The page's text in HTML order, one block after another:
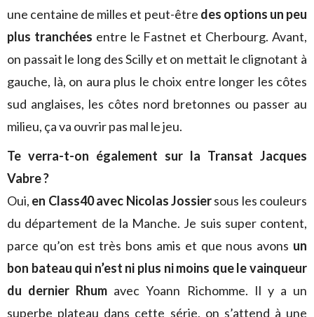
une centaine de milles et peut-être des options un peu
plus tranchées entre le Fastnet et Cherbourg. Avant,
on passait le long des Scilly et on mettait le clignotant à
gauche, là, on aura plus le choix entre longer les côtes
sud anglaises, les côtes nord bretonnes ou passer au
milieu, ça va ouvrir pas mal le jeu.
Te verra-t-on également sur la Transat Jacques
Vabre ?
Oui, en Class40 avec Nicolas Jossiersous les couleurs
du département de la Manche. Je suis super content,
parce qu’on est très bons amis et que nous avons un
bon bateau qui n’est ni plus ni moins que le vainqueur
du dernier Rhum avec Yoann Richomme. Il y a un
superbe plateau dans cette série, on s’attend à une